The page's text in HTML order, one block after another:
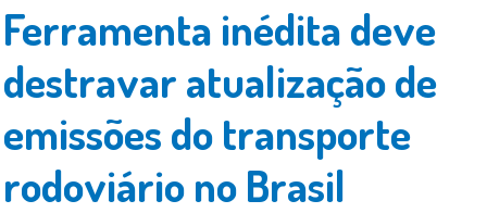
Ferramenta inédita deve
destravar atualização de
emissões do transporte
rodoviário no Brasil